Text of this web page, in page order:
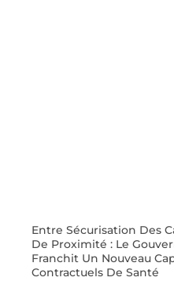
Entre Sécurisation Des
De Proximité : Le
Franchit Un Nouveau
Contractuels De Santé